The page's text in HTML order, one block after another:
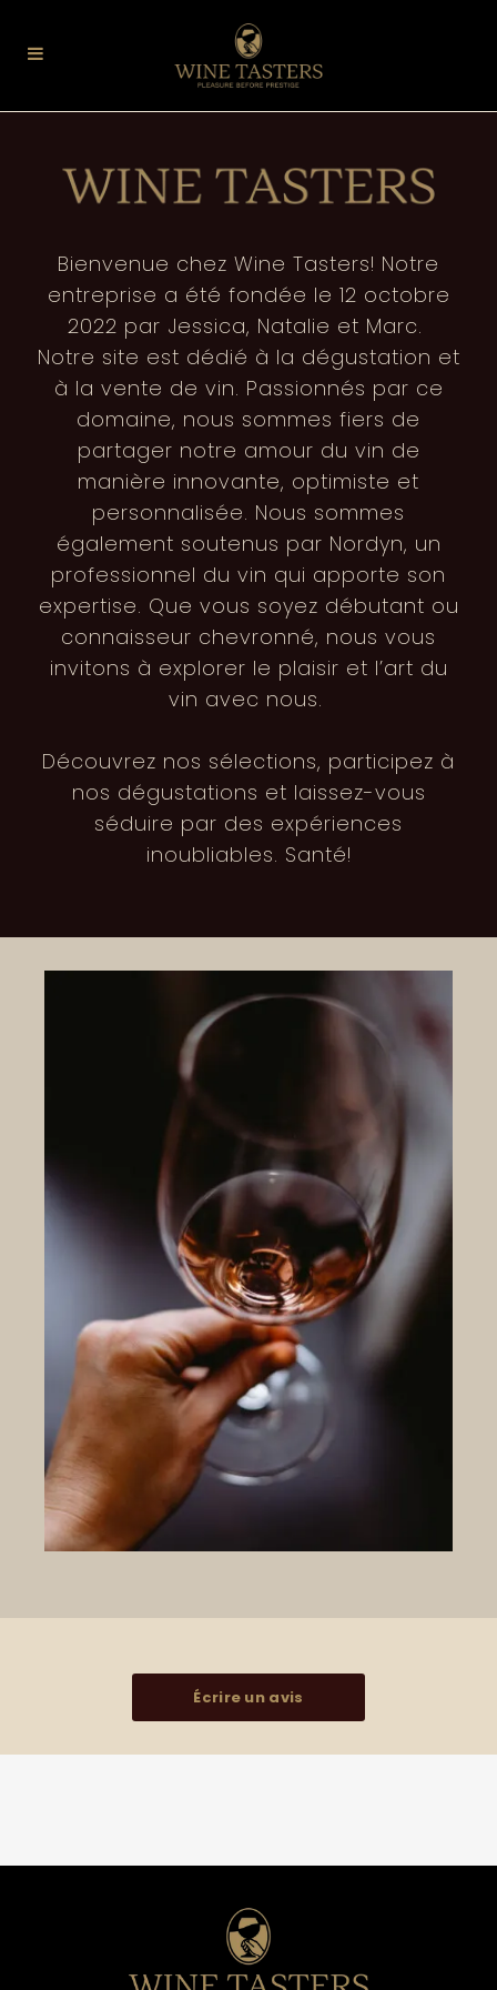
Bienvenue chez Wine Tasters! Notre
entreprise a été fondée le 12 octobre
2022 par Jessica, Natalie et Marc.
Notre site est dédié à la dégustation et
à la vente de vin. Passionnés par ce
domaine, nous sommes fiers de
partager notre amour du vin de
manière innovante, optimiste et
personnalisée. Nous sommes
également soutenus par Nordyn, un
professionnel du vin qui apporte son
expertise. Que vous soyez débutant ou
connaisseur chevronné, nous vous
invitons à explorer le plaisir et l’art du
vin avec nous.
Découvrez nos sélections, participez à
nos dégustations et laissez-vous
séduire par des expériences
inoubliables. Santé!
Écrire un avis